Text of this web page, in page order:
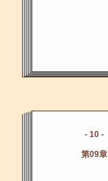
- 10 -
第09章